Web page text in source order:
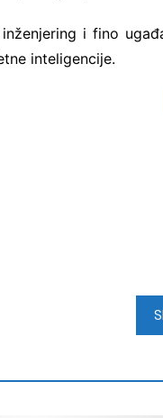
i fino
inteligencije.